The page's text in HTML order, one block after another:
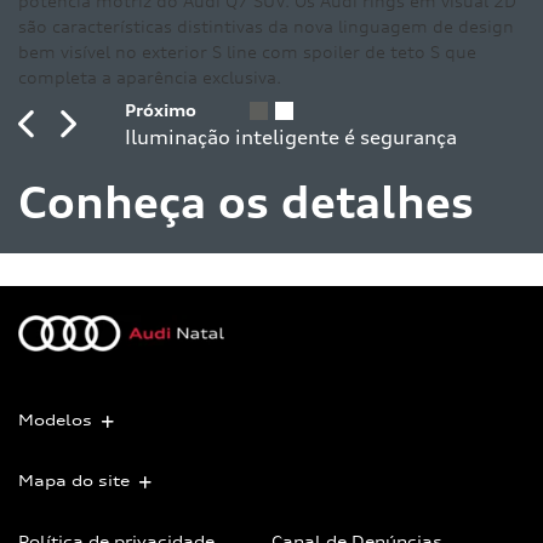
Conheça os detalhes
são características distintivas da nova linguagem de design
bem visível no exterior S line com spoiler de teto S que
completa a aparência exclusiva.
PreviousNext
Modelos
Mapa do site